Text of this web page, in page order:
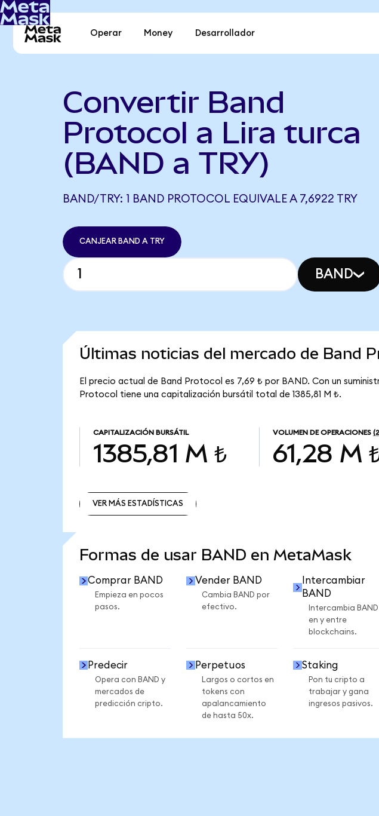
Operar Money Desarrollador
Convertir Band
Protocol a Lira turca
(BAND a TRY)
BAND/TRY: 1 BAND PROTOCOL EQUIVALE A 7,6922 TRY
CANJEAR BAND A TRY
BAND
Últimas noticias del mercado de Band
El precio actual de Band Protocol es 7,69 ₺ por BAND. Con un
Protocol tiene una capitalización bursátil total de 1385,81 M ₺.
CAPITALIZACIÓN BURSÁTIL
1385,81 M ₺
VOLUMEN DE OPERACIONES
61,28 M
VER MÁS ESTADÍSTICAS
Formas de usar BAND en MetaMask
Comprar BAND
Empieza en pocos
pasos.
Vender BAND
Cambia BAND por
efectivo.
Intercambiar
BAND
Intercambia BAND
en y entre
blockchains.
Predecir
Opera con BAND y
mercados de
predicción cripto.
Perpetuos
Largos o cortos en
tokens con
apalancamiento
de hasta 50x.
Staking
Pon tu cripto a
trabajar y gana
ingresos pasivos.